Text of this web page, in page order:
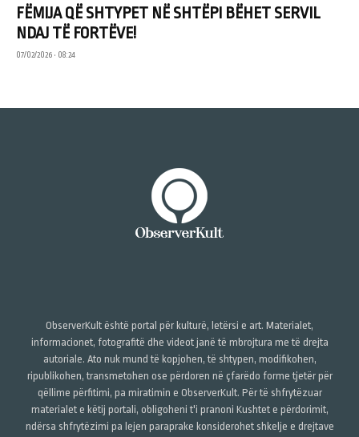
FËMIJA QË SHTYPET NË SHTËPI BËHET SERVIL
NDAJ TË FORTËVE!
07/02/2026 • 08:24
ObserverKult është portal për kulturë, letërsi e art. Materialet,
informacionet, fotografitë dhe videot janë të mbrojtura me të drejta
autoriale. Ato nuk mund të kopjohen, të shtypen, modifikohen,
ripublikohen, transmetohen ose përdoren në çfarëdo forme tjetër për
qëllime përfitimi, pa miratimin e ObserverKult. Për të shfrytëzuar
materialet e këtij portali, obligoheni t'i pranoni Kushtet e përdorimit,
ndërsa shfrytëzimi pa lejen paraprake konsiderohet shkelje e drejtave